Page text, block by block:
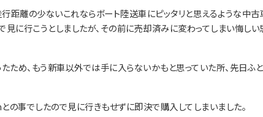
距離の少ないこれならボート陸送車にピッタリと思えるような中
に行こうとしましたが、その前に売却済みに変わってしまい悔しい
ため、もう新車以外では手に入らないかもと思っていた所、先日ふ
事でしたので見に行きもせずに即決で購入してしまいました。